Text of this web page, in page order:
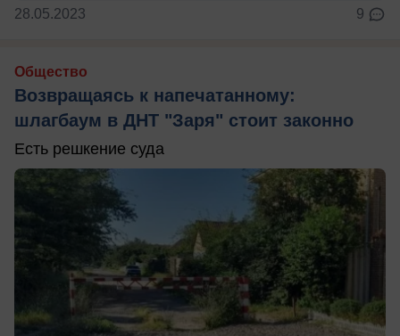
28.05.2023 9
Общество
Возвращаясь к напечатанному:
шлагбаум в ДНТ "Заря" стоит законно
Есть решкение суда